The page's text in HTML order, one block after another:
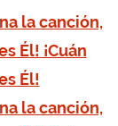
la canción,
Él! ¡Cuán
Él!
la canción,